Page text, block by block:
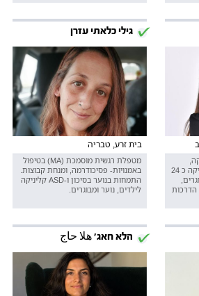
עובדת בשירות הציבורי ובקליניקה כ 24
הדרכות
גילי כלאתי עזרן
בית זרע, טבריה
מטפלת רגשית מוסמכת (MA) בטיפול
באמנויות- פסיכודרמה, ומנחת קבוצות.
התמחות בנוער בסיכון ו-ASD קליניקה
לילדים, נוער ומבוגרים.
הלא חאג' هلا حاج